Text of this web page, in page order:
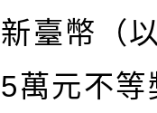
新臺幣（
5萬元不